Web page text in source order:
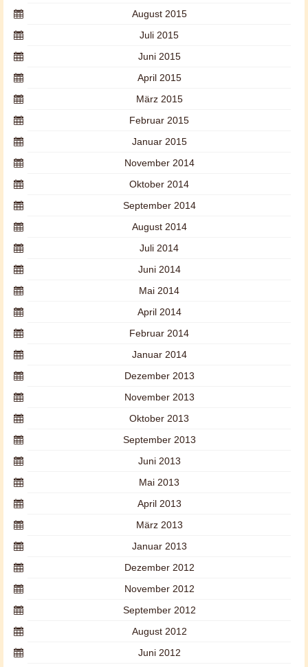
August 2015
Juli 2015
Juni 2015
April 2015
März 2015
Februar 2015
Januar 2015
November 2014
Oktober 2014
September 2014
August 2014
Juli 2014
Juni 2014
Mai 2014
April 2014
Februar 2014
Januar 2014
Dezember 2013
November 2013
Oktober 2013
September 2013
Juni 2013
Mai 2013
April 2013
März 2013
Januar 2013
Dezember 2012
November 2012
September 2012
August 2012
Juni 2012